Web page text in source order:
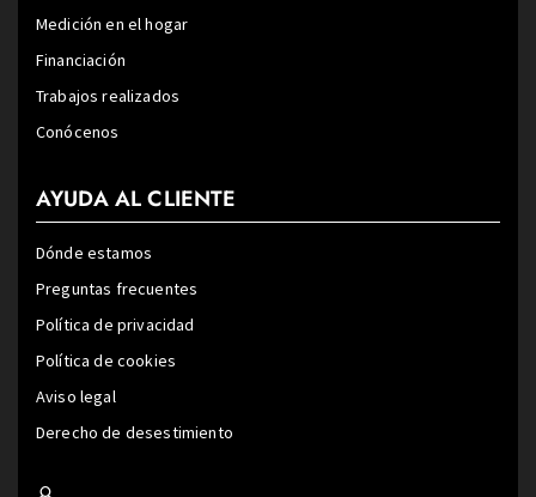
Medición en el hogar
Financiación
Trabajos realizados
Conócenos
AYUDA AL CLIENTE
Dónde estamos
Preguntas frecuentes
Política de privacidad
Política de cookies
Aviso legal
Derecho de desestimiento